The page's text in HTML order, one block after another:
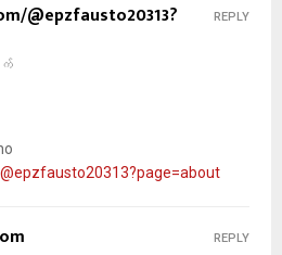
@epzfausto20313?
က်
REPLY
REPLY